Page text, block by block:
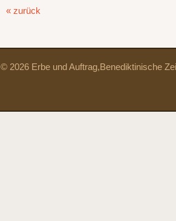
« zurück
© 2026 Erbe und Auftrag,Benediktinische